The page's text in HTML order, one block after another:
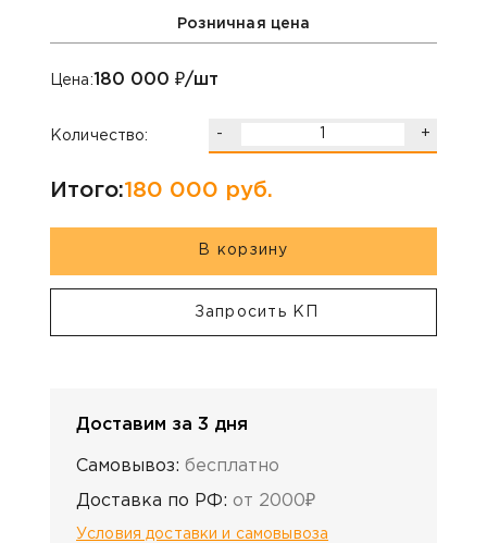
Розничная цена
Цена:180 000 ₽/шт
Количество: - +
Итого:180 000 руб.
В корзину
Запросить КП
Доставим за 3 дня
Самовывоз: бесплатно
Доставка по РФ: от 2000₽
Условия доставки и самовывоза